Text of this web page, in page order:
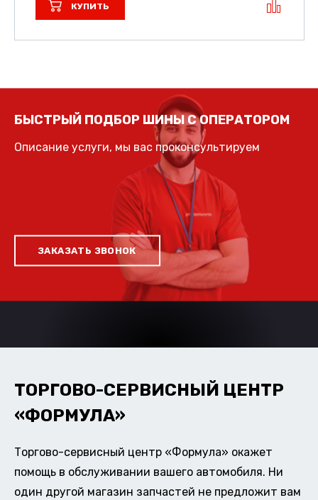
КУПИТЬ
БЫСТРЫЙ ПОДБОР ШИНЫ С ОПЕРАТОРОМ
Описание услуги, мы вас проконсультируем
ЗАКАЗАТЬ ЗВОНОК
ТОРГОВО-СЕРВИСНЫЙ ЦЕНТР
«ФОРМУЛА»
Торгово-сервисный центр «Формула» окажет
помощь в обслуживании вашего автомобиля. Ни
один другой магазин запчастей не предложит вам